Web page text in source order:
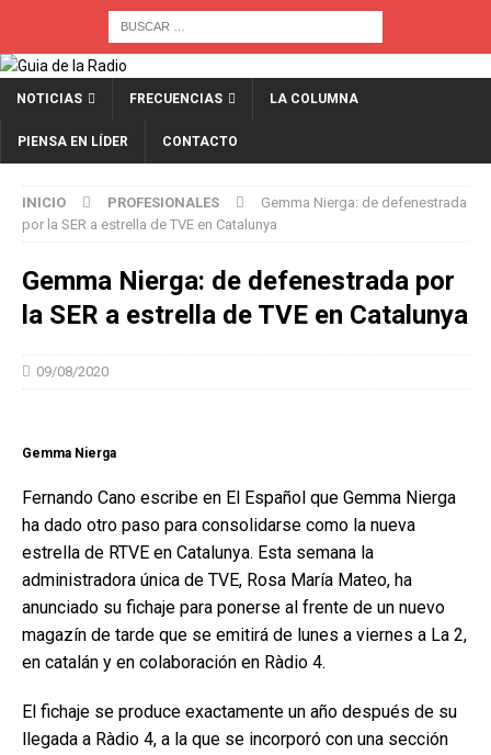
NOTICIAS FRECUENCIAS LA COLUMNA
PIENSA EN LÍDER CONTACTO
INICIO PROFESIONALES
Gemma Nierga: de defenestrada
por la SER a estrella de TVE en Catalunya
Gemma Nierga: de defenestrada por
la SER a estrella de TVE en Catalunya
09/08/2020
Gemma Nierga
Fernando Cano escribe en El Español que Gemma Nierga
ha dado otro paso para consolidarse como la nueva
estrella de RTVE en Catalunya. Esta semana la
administradora única de TVE, Rosa María Mateo, ha
anunciado su fichaje para ponerse al frente de un nuevo
magazín de tarde que se emitirá de lunes a viernes a La 2,
en catalán y en colaboración en Ràdio 4.
El fichaje se produce exactamente un año después de su
llegada a Ràdio 4, a la que se incorporó con una sección